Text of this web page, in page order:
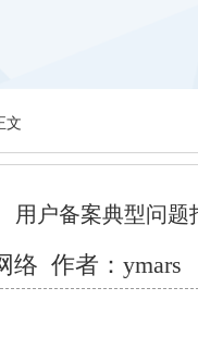
文
用户备案典型问题
络 作者：ymars